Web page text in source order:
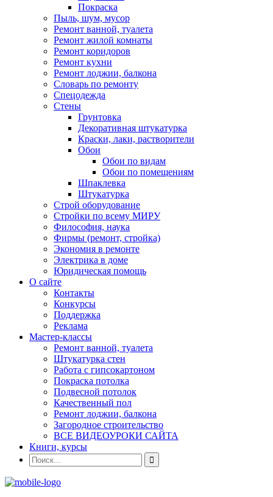
Покраска
Пыль, шум, мусор
Ремонт ванной, туалета
Ремонт жилой комнаты
Ремонт коридоров
Ремонт кухни
Ремонт лоджии, балкона
Словарь по ремонту
Спецодежда
Стены
Грунтовка
Декоративная штукатурка
Краски, лаки, растворители
Обои
Обои по видам
Обои по помещениям
Шпаклевка
Штукатурка
Строй оборудование
Стройки по всему МИРУ
Философия, наука
Фирмы (ремонт, стройка)
Экономия в ремонте
Электрика в доме
Юридическая помощь
О сайте
Контакты
Конкурсы
Поддержка
Реклама
Мастер-классы
Ремонт ванной, туалета
Штукатурка стен
Работа с гипсокартоном
Покраска потолка
Подвесной потолок
Качественный пол
Ремонт лоджии, балкона
Загородное строительство
ВСЕ ВИДЕОУРОКИ САЙТА
Книги, курсы